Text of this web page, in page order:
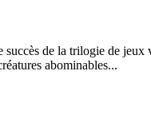
de la trilogie de
abominables...